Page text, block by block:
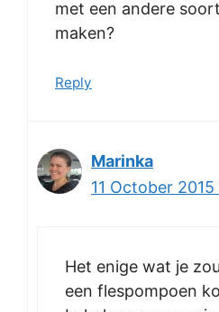
met een andere
maken?
Reply
Marinka
11 October
Het enige wat je
een flespompoen